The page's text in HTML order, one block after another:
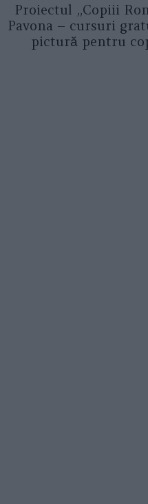
Proiectul „Copiii
Pavona – cursuri
pictură pentru